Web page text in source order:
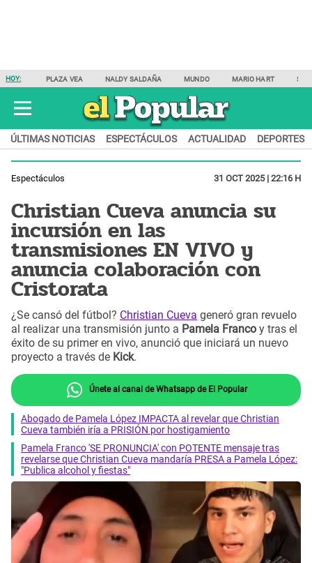
HOY: PLAZA VEA NALDY SALDAÑA MUNDO MARIO HART
ÚLTIMAS NOTICIAS ESPECTÁCULOS ACTUALIDAD DEPORTES
Espectáculos 31 OCT 2025 | 22:16 H
Christian Cueva anuncia su
incursión en las
transmisiones EN VIVO y
anuncia colaboración con
Cristorata
¿Se cansó del fútbol? Christian Cueva generó gran revuelo
al realizar una transmisión junto a Pamela Franco y tras el
éxito de su primer en vivo, anunció que iniciará un nuevo
proyecto a través de Kick.
Únete al canal de Whatsapp de El Popular
Abogado de Pamela López IMPACTA al revelar que Christian
Cueva también iría a PRISIÓN por hostigamiento
Pamela Franco 'SE PRONUNCIA' con POTENTE mensaje tras
revelarse que Christian Cueva mandaría PRESA a Pamela López:
"Publica alcohol y fiestas"